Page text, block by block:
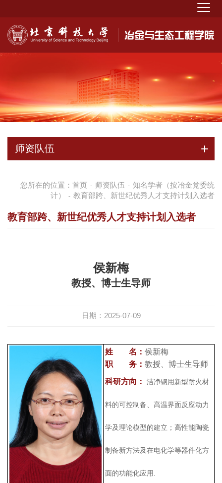
师资队伍
您所在的位置： 首页 - 师资队伍 - 知名学者（按冶金党委统
计）
- 教育部跨、新世纪优秀人才支持计划入选者
教育部跨、新世纪优秀人才支持计划入选者
侯新梅
教授、博士生导师
日期：2025-07-09
姓 名： 侯新梅
职 务： 教授、博士生导师
科研方向： 洁净钢用新型耐火材
料的可控制备、高温界面反应动力
学及理论模型的建立；高性能陶瓷
制备新方法及在电化学等器件化方
面的功能化应用.